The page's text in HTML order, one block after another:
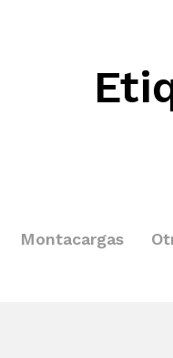
Montacargas